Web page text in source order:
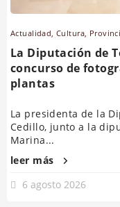
Actualidad,Cultura,
La Diputación de
concurso de
plantas
La presidenta de la
Cedillo, junto a la
Marina...
leer más
6 agosto 2026